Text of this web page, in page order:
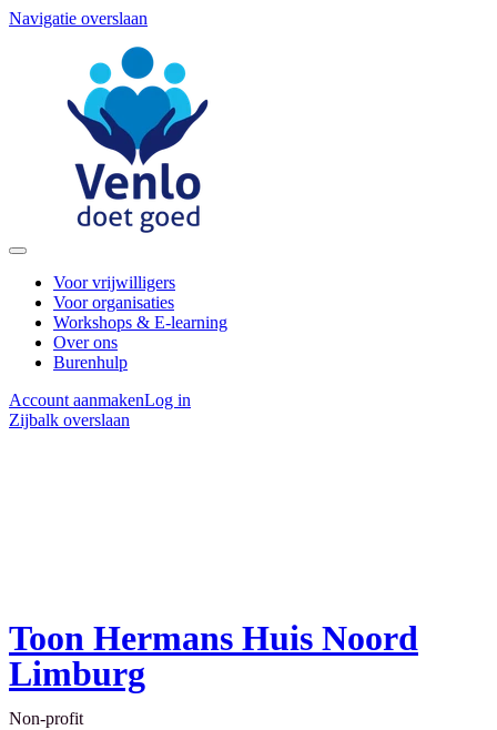
Navigatie overslaan
Voor vrijwilligers
Voor organisaties
Workshops & E-learning
Over ons
Burenhulp
Account aanmakenLog in
Zijbalk overslaan
Toon Hermans Huis Noord
Limburg
Non-profit